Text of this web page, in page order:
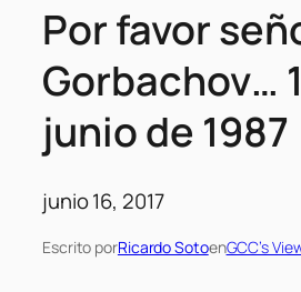
Por favor
Gorbachov…
junio de 1987
junio 16, 2017
Escrito porRicardo SotoenGCC’s